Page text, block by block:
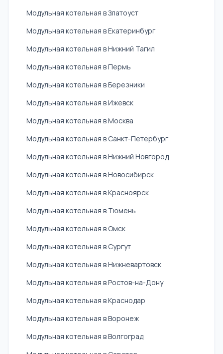
Модульная котельная в Златоуст
Модульная котельная в Екатеринбург
Модульная котельная в Нижний Тагил
Модульная котельная в Пермь
Модульная котельная в Березники
Модульная котельная в Ижевск
Модульная котельная в Москва
Модульная котельная в Санкт-Петербург
Модульная котельная в Нижний Новгород
Модульная котельная в Новосибирск
Модульная котельная в Красноярск
Модульная котельная в Тюмень
Модульная котельная в Омск
Модульная котельная в Сургут
Модульная котельная в Нижневартовск
Модульная котельная в Ростов-на-Дону
Модульная котельная в Краснодар
Модульная котельная в Воронеж
Модульная котельная в Волгоград